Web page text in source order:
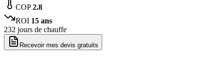
COP2.8
ROI 15 ans
232 jours de chauffe
Recevoir mes devis gratuits